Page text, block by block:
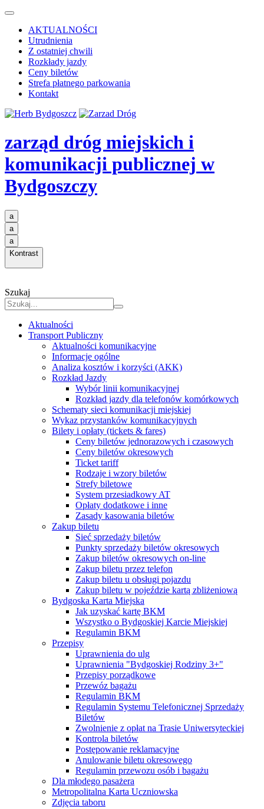
AKTUALNOŚCI
Utrudnienia
Z ostatniej chwili
Rozkłady jazdy
Ceny biletów
Strefa płatnego parkowania
Kontakt
zarząd dróg miejskich i
komunikacji publicznej w
Bydgoszczy
a
a
a
Kontrast
Szukaj
Aktualności
Transport Publiczny
Aktualności komunikacyjne
Informacje ogólne
Analiza kosztów i korzyści (AKK)
Rozkład Jazdy
Wybór linii komunikacyjnej
Rozkład jazdy dla telefonów komórkowych
Schematy sieci komunikacji miejskiej
Wykaz przystanków komunikacyjnych
Bilety i opłaty (tickets & fares)
Ceny biletów jednorazowych i czasowych
Ceny biletów okresowych
Ticket tariff
Rodzaje i wzory biletów
Strefy biletowe
System przesiadkowy AT
Opłaty dodatkowe i inne
Zasady kasowania biletów
Zakup biletu
Sieć sprzedaży biletów
Punkty sprzedaży biletów okresowych
Zakup biletów okresowych on-line
Zakup biletu przez telefon
Zakup biletu u obsługi pojazdu
Zakup biletu w pojeździe kartą zbliżeniową
Bydgoska Karta Miejska
Jak uzyskać kartę BKM
Wszystko o Bydgoskiej Karcie Miejskiej
Regulamin BKM
Przepisy
Uprawnienia do ulg
Uprawnienia "Bydgoskiej Rodziny 3+"
Przepisy porządkowe
Przewóz bagażu
Regulamin BKM
Regulamin Systemu Telefonicznej Sprzedaży
Biletów
Zwolnienie z opłat na Trasie Uniwersyteckiej
Kontrola biletów
Postępowanie reklamacyjne
Anulowanie biletu okresowego
Regulamin przewozu osób i bagażu
Dla młodego pasażera
Metropolitalna Karta Uczniowska
Zdjęcia taboru